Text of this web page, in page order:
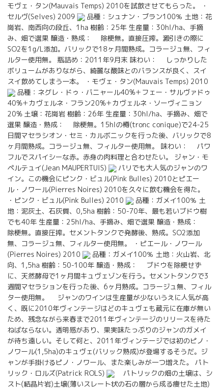
モヴェ・タン(Mauvais Temps) 2010を試飲させてもらった。 ・
セルヴ(Selves) 2009
品種：シュナン・ブラン100％ 土地：花
崗岩、南西向の段丘、1ha 樹齢：25年 生産量：30hl/ha、手摘
み、畑で選果 醸造・熟成： 除梗無。直接圧搾。澱引きの際に
SO2を1g/L添加。バリックで18ヶ月間熟成。コラージュ無、フィ
ルター使用無。 瓶詰め：2011年9月末 味わい： しっかりした
ボリュームがありながら、綺麗な酸味とのバランスが良く、スイ
スイ飲めてしまう一本。 ・モヴェ・タン(Mauvais Temps) 2010
品種：ネグレ・ドゥ・バニャール40%＋フェー・サルヴァドゥ
40%＋カヴェルネ・フラン20%＋カヴェルネ・ソーヴィニョン
20% 土壌：花崗岩 樹齢：26年 生産量：30hl/ha、手摘み、畑で
選果 醸造・熟成： 除梗無。15hlの樽(tronc conique)で24-25
日間マセラシオン・セミ・カルボニックを行った後、バリックで8
ヶ月間熟成。コラージュ無、フィルター使用無。 味わい： パワ
フルでスパイシーな赤。赤身の肉料理と合わせたい。 ジャン・モ
ペルテュイ(Jean MAUPERTUIS)
パリでも大人気のジャンのワ
イン。この機会にピンク・ビュル(Pink Bulles) 2010とピエー
ル・ノワール(Pierres Noires) 2010を久々に飲む機会を得た。
・ピンク・ビュル(Pink Bulles) 2010
品種：ガメイ100％ 土
地：泥灰土、石灰質、0,5ha 樹齢：50-70年、最も若いブドウ樹
でも40年 生産量：25hl/ha、手摘み、畑で選果 醸造・熟成：
除梗無。直接圧搾。セメントタンクで発酵後、熟成。SO2添加
無、コラージュ無、フィルター使用無。 ・ピエール・ノワール
(Pierres Noires) 2010
品種：ガメイ100％ 土地：火山岩、北
向、1,5ha 樹齢：50-100年 醸造・熟成： ブドウを除梗せず
に、天然酵母で1ヶ月間キュヴェゾンを行う。セメントタンクで3
週間マセラションを行った後、6ヶ月熟成。コラージュ無、フィル
ター使用無。 ジャンのワインは生産量が少ないうえに人気が高
く、既に2010年ヴィンテージはどのキュヴェも蔵元に在庫が無い
ため、残念ながら来春まで2011年ヴィンテージのリリースを待た
ねばならない。透明感があり、果実味たっぷりのジャンのガメイ
が待ち遠しい。そして何と、2011年ヴィンテージでは初のピノ・
ノワール(1,5ha)のキュヴェ(バリック熟成)が登場するそうだ。ジ
ャンが手掛けるピノ・ノワール、また楽しみが一つ増えた。 パト
リック・ロルズ(Patrick ROLS)
パトリックの畑の土壌は、シ
スト(結晶片岩)土壌(薄いスレート状の石の層から成る痩せた土地)